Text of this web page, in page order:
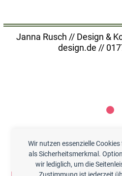
Wir nutzen essenzielle
als Sicherheitsmerkmal.
wir lediglich, um die
Janna Rusch // Design &
design.de //